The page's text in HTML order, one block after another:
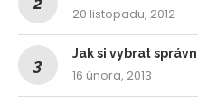
20 listopadu, 2012
Jak si vybrat
16 února, 2013